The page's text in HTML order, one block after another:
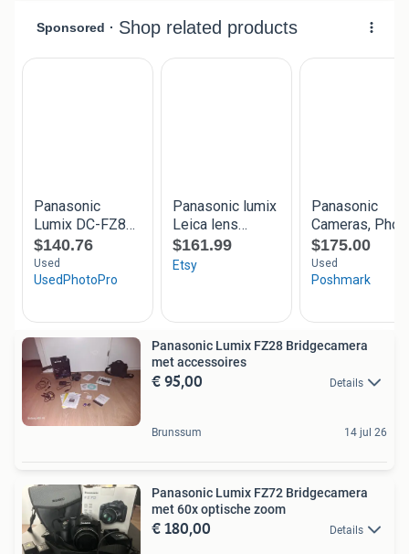
Panasonic Lumix FZ28 Bridgecamera
met accessoires
€ 95,00 Details
Brunssum 14 jul 26
Panasonic Lumix FZ72 Bridgecamera
met 60x optische zoom
€ 180,00 Details